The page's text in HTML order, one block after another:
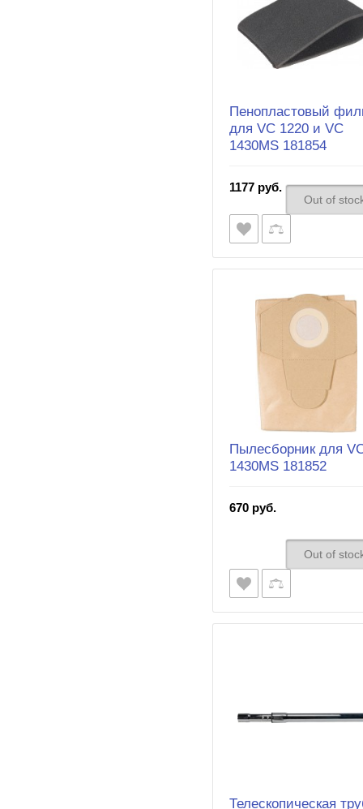
Пенопластовый
для VC 1220 и VC
1430MS 181854
1177 руб.
Out of
Пылесборник для
1430MS 181852
670 руб.
Out of
Телескопическая